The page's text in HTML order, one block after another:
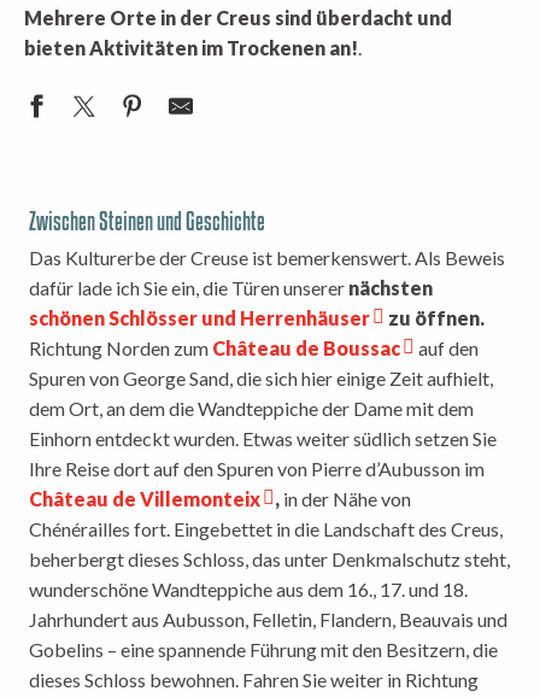
Mehrere Orte in der Creus sind überdacht und
bieten Aktivitäten im Trockenen an!.
Zwischen Steinen und Geschichte
Das Kulturerbe der Creuse ist bemerkenswert. Als Beweis
dafür lade ich Sie ein, die Türen unserer nächsten
schönen Schlösser und Herrenhäuser
zu öffnen.
Richtung Norden zum Château de Boussac
auf den
Spuren von George Sand, die sich hier einige Zeit aufhielt,
dem Ort, an dem die Wandteppiche der Dame mit dem
Einhorn entdeckt wurden. Etwas weiter südlich setzen Sie
Ihre Reise dort auf den Spuren von Pierre d’Aubusson im
Château de Villemonteix
, in der Nähe von
Chénérailles fort. Eingebettet in die Landschaft des Creus,
beherbergt dieses Schloss, das unter Denkmalschutz steht,
wunderschöne Wandteppiche aus dem 16., 17. und 18.
Jahrhundert aus Aubusson, Felletin, Flandern, Beauvais und
Gobelins – eine spannende Führung mit den Besitzern, die
dieses Schloss bewohnen. Fahren Sie weiter in Richtung